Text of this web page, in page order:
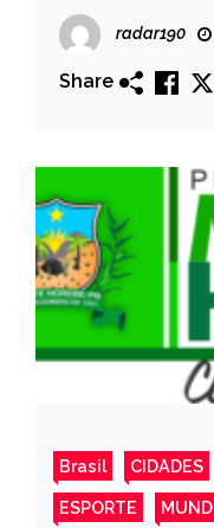
jogador José
de apenas 24
radar190
Share
Brasil CIDADES
ESPORTE